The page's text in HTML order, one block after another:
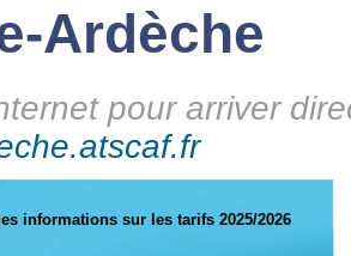
Ardèche
pour arriver
informations sur les tarifs 2025/2026